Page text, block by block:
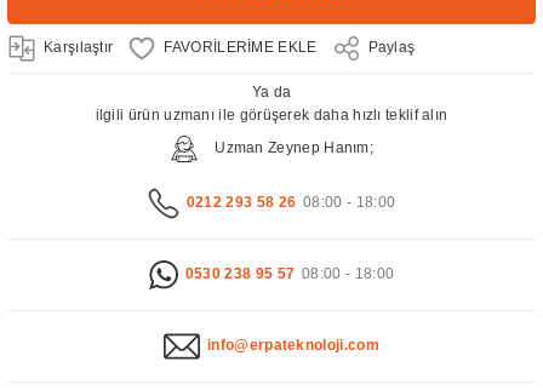
Karşılaştır Paylaş
Ya da
ilgili ürün uzmanı ile görüşerek daha hızlı teklif alın
Uzman Zeynep Hanım;
0212 293 58 26 08:00 - 18:00
0530 238 95 57 08:00 - 18:00
info@erpateknoloji.com